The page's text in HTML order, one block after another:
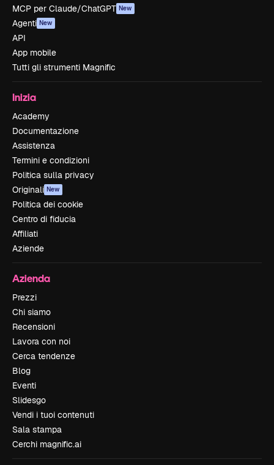
MCP per Claude/ChatGPT New
Agenti New
API
App mobile
Tutti gli strumenti Magnific
Inizia
Academy
Documentazione
Assistenza
Termini e condizioni
Politica sulla privacy
Originali New
Politica dei cookie
Centro di fiducia
Affiliati
Aziende
Azienda
Prezzi
Chi siamo
Recensioni
Lavora con noi
Cerca tendenze
Blog
Eventi
Slidesgo
Vendi i tuoi contenuti
Sala stampa
Cerchi magnific.ai